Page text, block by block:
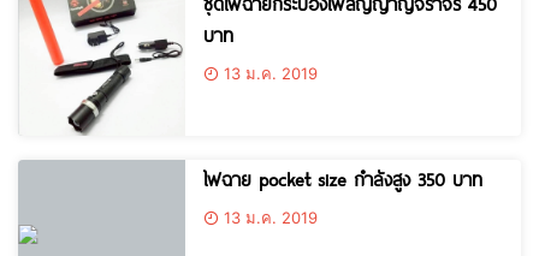
บาท
13 ม.ค. 2019
ไฟฉาย pocket size กำลังสูง 350 บาท
13 ม.ค. 2019